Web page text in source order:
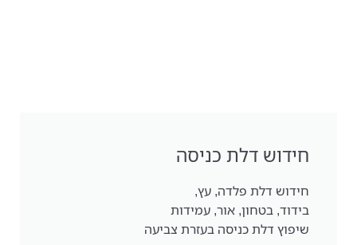
חידוש דלת כניסה
חידוש דלת פלדה, עץ,
בידוד, בטחון, אור, עמידות
שיפוץ דלת כניסה בעזרת צביעה